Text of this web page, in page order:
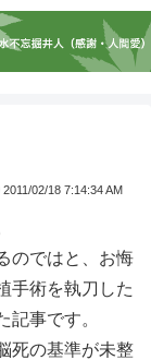
2011/02/18 7:14:34 AM
のではと、お悔
手術を執刀した
事です。
死の基準が未整